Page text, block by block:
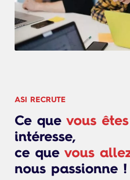
ASI RECRUTE
Ce que vous êtes
intéresse,
ce que vous
nous passionne !